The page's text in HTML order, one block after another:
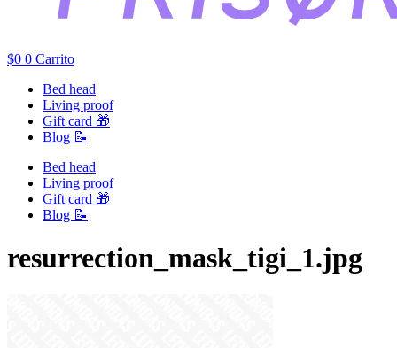
$0 0 Carrito
Bed head
Living proof
Gift card 🎁
Blog 📝
Bed head
Living proof
Gift card 🎁
Blog 📝
resurrection_mask_tigi_1.jpg